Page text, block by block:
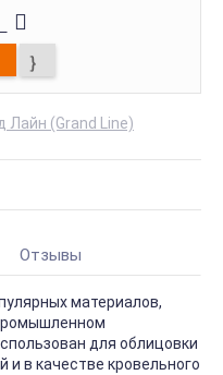
Лайн (Grand Line)
Отзывы
материалов,
для облицовки
в качестве кровельного